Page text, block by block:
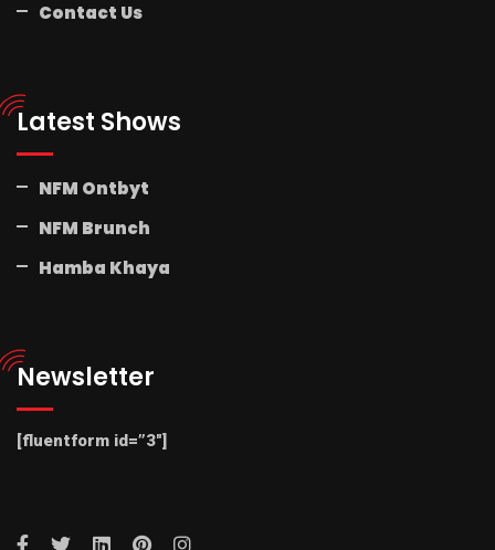
Contact Us
Latest Shows
NFM Ontbyt
NFM Brunch
Hamba Khaya
Newsletter
[fluentform id=”3″]